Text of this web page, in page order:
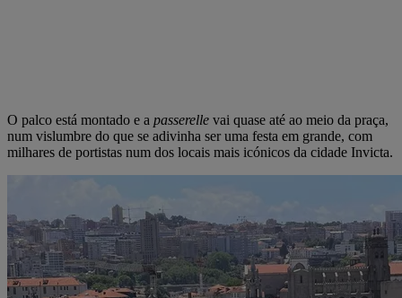
O palco está montado e a passerelle vai quase até ao meio da praça,
num vislumbre do que se adivinha ser uma festa em grande, com
milhares de portistas num dos locais mais icónicos da cidade Invicta.